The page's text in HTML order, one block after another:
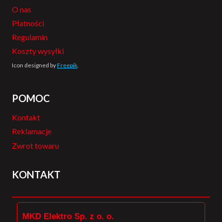
O nas
Płatności
Regulamin
Koszty wysyłki
Icon designed byFreepik
POMOC
Kontakt
Reklamacje
Zwrot towaru
KONTAKT
MKD Elektro Sp. z o. o.